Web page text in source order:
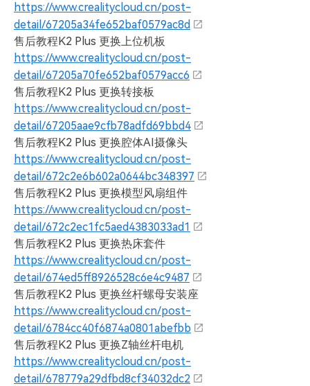
https://www.crealitycloud.cn/post-
detail/67205a34fe652baf0579ac8d
售后教程K2 Plus 更换上位机板
https://www.crealitycloud.cn/post-
detail/67205a70fe652baf0579acc6
售后教程K2 Plus 更换转接板
https://www.crealitycloud.cn/post-
detail/67205aae9cfb78adfd69bbd4
售后教程K2 Plus 更换腔体AI摄像头
https://www.crealitycloud.cn/post-
detail/672c2e6b602a0644bc348397
售后教程K2 Plus 更换模型风扇组件
https://www.crealitycloud.cn/post-
detail/672c2ec1fc5aed4383033ad1
售后教程K2 Plus 更换热床套件
https://www.crealitycloud.cn/post-
detail/674ed5ff8926528c6e4c9487
售后教程K2 Plus 更换丝杆螺母安装座
https://www.crealitycloud.cn/post-
detail/6784cc40f6874a0801abefbb
售后教程K2 Plus 更换Z轴丝杆电机
https://www.crealitycloud.cn/post-
detail/678779a29dfbd8cf34032dc2